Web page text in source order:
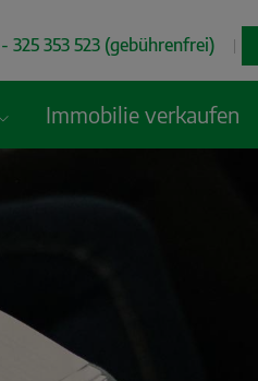
325 353 523 (gebührenfrei) |
Immobilie verkaufen